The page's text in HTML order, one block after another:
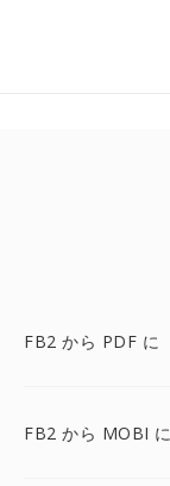
FB2 から PDF に
FB2 から MOBI に